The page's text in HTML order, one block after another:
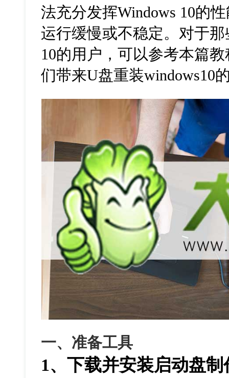
法充分发挥Windows 10的
运行缓慢或不稳定。对于
10的用户，可以参考本篇
们带来U盘重装windows10
一、准备工具
1、下载并安装启动盘